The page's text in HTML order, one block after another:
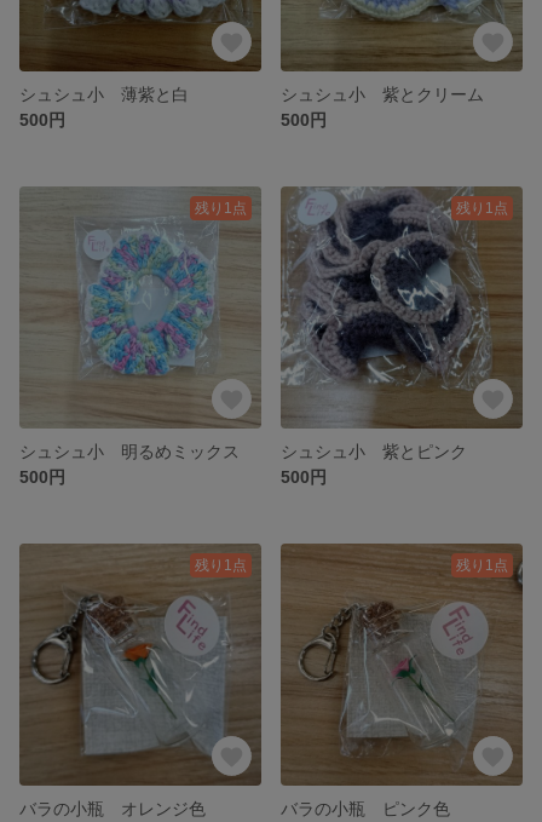
シュシュ小 薄紫と白
500円
シュシュ小 紫とクリーム
500円
残り1点
シュシュ小 明るめミックス
500円
残り1点
シュシュ小 紫とピンク
500円
残り1点
バラの小瓶 オレンジ色
残り1点
バラの小瓶 ピンク色